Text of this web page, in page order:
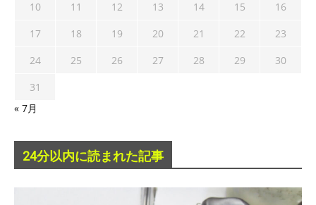
10
11 12 13 14 15
16
17
18 19 20 21 22
23
24
25 26 27 28 29
30
31
« 7月
24分以内に読まれた記事